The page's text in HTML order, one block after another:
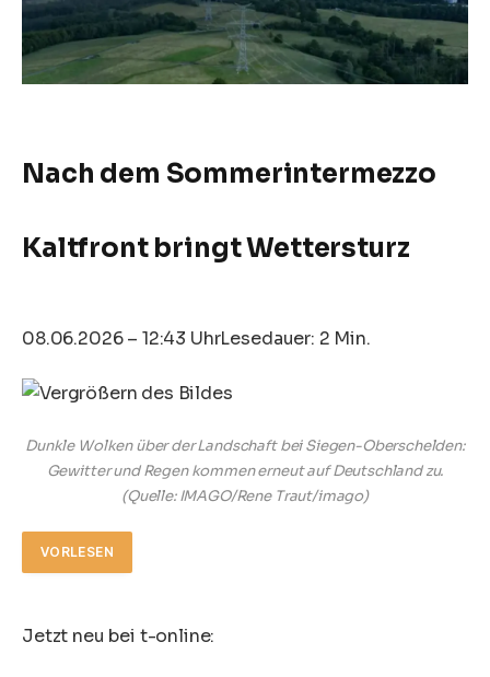
Nach dem Sommerintermezzo
Kaltfront bringt Wettersturz
08.06.2026 – 12:43 UhrLesedauer: 2 Min.
Dunkle Wolken über der Landschaft bei Siegen-Oberschelden:
Gewitter und Regen kommen erneut auf Deutschland zu.
(Quelle: IMAGO/Rene Traut/imago)
VORLESEN
Jetzt neu bei t-online: